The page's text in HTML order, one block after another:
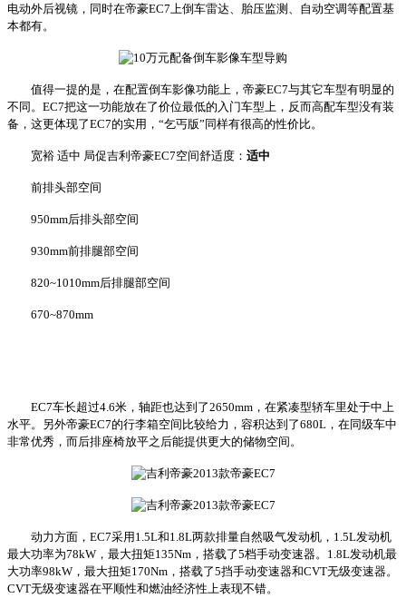
电动外后视镜，同时在帝豪EC7上倒车雷达、胎压监测、自动空调等配置基
本都有。
值得一提的是，在配置倒车影像功能上，帝豪EC7与其它车型有明显的
不同。EC7把这一功能放在了价位最低的入门车型上，反而高配车型没有装
备，这更体现了EC7的实用，“乞丐版”同样有很高的性价比。
宽裕 适中 局促吉利帝豪EC7空间舒适度： 适中
前排头部空间
950mm后排头部空间
930mm前排腿部空间
820~1010mm后排腿部空间
670~870mm
EC7车长超过4.6米，轴距也达到了2650mm，在紧凑型轿车里处于中上
水平。另外帝豪EC7的行李箱空间比较给力，容积达到了680L，在同级车中
非常优秀，而后排座椅放平之后能提供更大的储物空间。
动力方面，EC7采用1.5L和1.8L两款排量自然吸气发动机，1.5L发动机
最大功率为78kW，最大扭矩135Nm，搭载了5档手动变速器。1.8L发动机最
大功率98kW，最大扭矩170Nm，搭载了5挡手动变速器和CVT无级变速器。
CVT无级变速器在平顺性和燃油经济性上表现不错。